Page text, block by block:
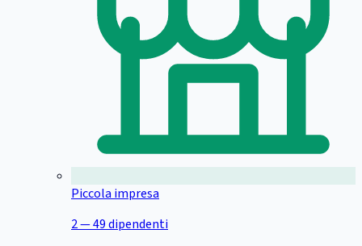
Piccola impresa
2 — 49 dipendenti